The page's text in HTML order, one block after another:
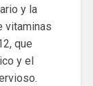
y la
vitaminas
que
y el